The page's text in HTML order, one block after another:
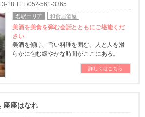
18 TEL/052-561-3365
名駅エリア 和食居酒屋
美酒を美食を弾む会話とともにご堪能くだ
さい
美酒を傾け、旨い料理を囲む。人と人を滑
らかに包む緩やかな時間がここにある。
詳しくはこちら
座座はなれ